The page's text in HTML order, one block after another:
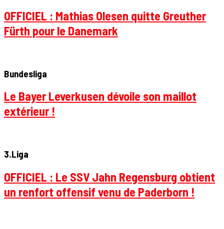
OFFICIEL : Mathias Olesen quitte Greuther
Fürth pour le Danemark
Bundesliga
Le Bayer Leverkusen dévoile son maillot
extérieur !
3.Liga
OFFICIEL : Le SSV Jahn Regensburg obtient
un renfort offensif venu de Paderborn !